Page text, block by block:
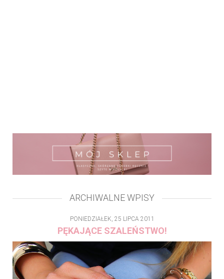
ARCHIWALNE WPISY
PONIEDZIAŁEK, 25 LIPCA 2011
PĘKAJĄCE SZALEŃSTWO!